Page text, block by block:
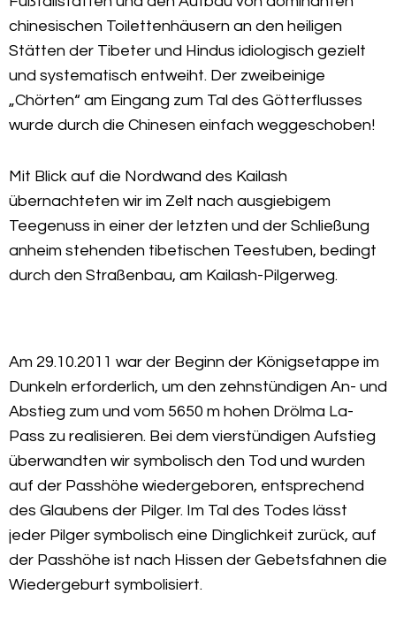
chinesischen Toilettenhäusern an den heiligen
Stätten der Tibeter und Hindus idiologisch gezielt
und systematisch entweiht. Der zweibeinige
„Chörten“ am Eingang zum Tal des Götterflusses
wurde durch die Chinesen einfach weggeschoben!
Mit Blick auf die Nordwand des Kailash
übernachteten wir im Zelt nach ausgiebigem
Teegenuss in einer der letzten und der Schließung
anheim stehenden tibetischen Teestuben, bedingt
durch den Straßenbau, am Kailash-Pilgerweg.
Am 29.10.2011 war der Beginn der Königsetappe im
Dunkeln erforderlich, um den zehnstündigen An- und
Abstieg zum und vom 5650 m hohen Drölma La-
Pass zu realisieren. Bei dem vierstündigen Aufstieg
überwandten wir symbolisch den Tod und wurden
auf der Passhöhe wiedergeboren, entsprechend
des Glaubens der Pilger. Im Tal des Todes lässt
jeder Pilger symbolisch eine Dinglichkeit zurück, auf
der Passhöhe ist nach Hissen der Gebetsfahnen die
Wiedergeburt symbolisiert.